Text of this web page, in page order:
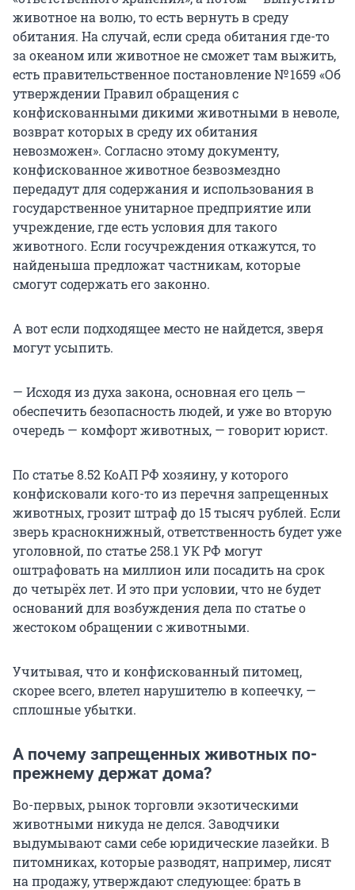
животное на волю, то есть вернуть в среду
обитания. На случай, если среда обитания где-то
за океаном или животное не сможет там выжить,
есть правительственное постановление № 1659 «Об
утверждении Правил обращения с
конфискованными дикими животными в неволе,
возврат которых в среду их обитания
невозможен». Согласно этому документу,
конфискованное животное безвозмездно
передадут для содержания и использования в
государственное унитарное предприятие или
учреждение, где есть условия для такого
животного. Если госучреждения откажутся, то
найденыша предложат частникам, которые
смогут содержать его законно.
А вот если подходящее место не найдется, зверя
могут усыпить.
— Исходя из духа закона, основная его цель —
обеспечить безопасность людей, и уже во вторую
очередь — комфорт животных, — говорит юрист.
По статье 8.52 КоАП РФ хозяину, у которого
конфисковали кого-то из перечня запрещенных
животных, грозит штраф до 15 тысяч рублей. Если
зверь краснокнижный, ответственность будет уже
уголовной, по статье 258.1 УК РФ могут
оштрафовать на миллион или посадить на срок
до четырёх лет. И это при условии, что не будет
оснований для возбуждения дела по статье о
жестоком обращении с животными.
Учитывая, что и конфискованный питомец,
скорее всего, влетел нарушителю в копеечку, —
сплошные убытки.
А почему запрещенных животных по-
прежнему держат дома?
Во-первых, рынок торговли экзотическими
животными никуда не делся. Заводчики
выдумывают сами себе юридические лазейки. В
питомниках, которые разводят, например, лисят
на продажу, утверждают следующее: брать в